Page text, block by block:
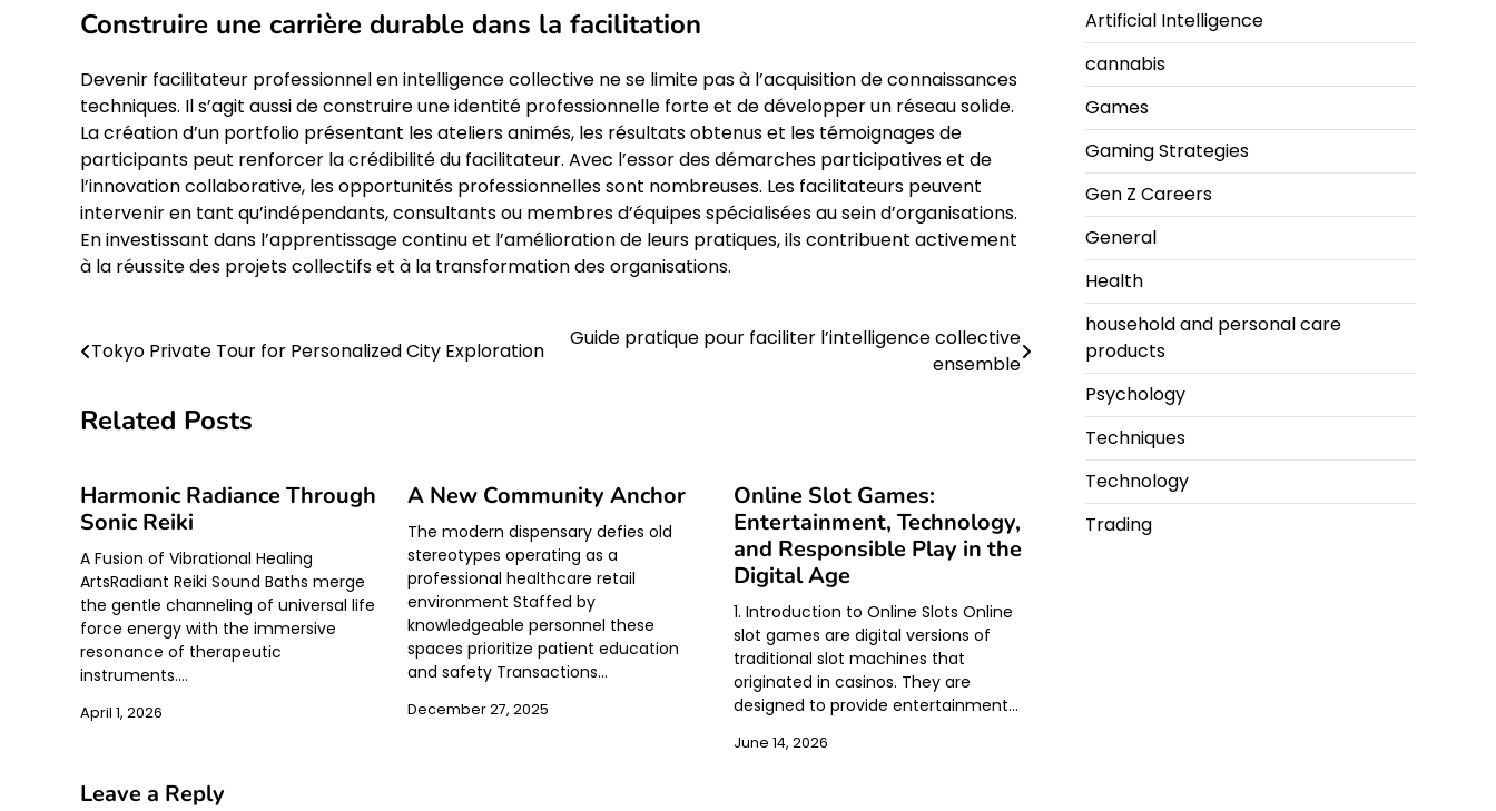
Construire une carrière durable dans la facilitation
Devenir facilitateur professionnel en intelligence collective ne se limite pas à l’acquisition de connaissances
techniques. Il s’agit aussi de construire une identité professionnelle forte et de développer un réseau solide.
La création d’un portfolio présentant les ateliers animés, les résultats obtenus et les témoignages de
participants peut renforcer la crédibilité du facilitateur. Avec l’essor des démarches participatives et de
l’innovation collaborative, les opportunités professionnelles sont nombreuses. Les facilitateurs peuvent
intervenir en tant qu’indépendants, consultants ou membres d’équipes spécialisées au sein d’organisations.
En investissant dans l’apprentissage continu et l’amélioration de leurs pratiques, ils contribuent activement
à la réussite des projets collectifs et à la transformation des organisations.
Post
Tokyo Private Tour for Personalized City Exploration
Guide pratique pour faciliter l’intelligence collective
ensemble
Related Posts
Harmonic Radiance Through
Sonic Reiki
A Fusion of Vibrational Healing
ArtsRadiant Reiki Sound Baths merge
the gentle channeling of universal life
force energy with the immersive
resonance of therapeutic
instruments.…
April 1, 2026
A New Community Anchor
The modern dispensary defies old
stereotypes operating as a
professional healthcare retail
environment Staffed by
knowledgeable personnel these
spaces prioritize patient education
and safety Transactions…
December 27, 2025
Online Slot Games:
Entertainment, Technology,
and Responsible Play in the
Digital Age
1. Introduction to Online Slots Online
slot games are digital versions of
traditional slot machines that
originated in casinos. They are
designed to provide entertainment…
June 14, 2026
Leave a Reply
Artificial Intelligence
cannabis
Games
Gaming Strategies
Gen Z Careers
General
Health
household and personal care
products
Psychology
Techniques
Technology
Trading